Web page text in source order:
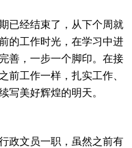
经结束了，从下个周就
的工作时光，在学习中进
善，一步一个脚印。在接
前工作一样，扎实工作、
写美好辉煌的明天。
文员一职，虽然之前有